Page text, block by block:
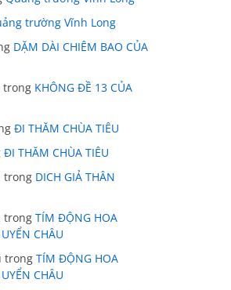
trường Vĩnh Long
DẶM DÀI CHIÊM BAO CỦA
trong KHÔNG ĐỀ 13 CỦA
ĐI THĂM CHÙA TIÊU
ĐI THĂM CHÙA TIÊU
trong DICH GIẢ THÂN
trong TÍM ĐỘNG HOA
CHÂU
trong TÍM ĐỘNG HOA
CHÂU